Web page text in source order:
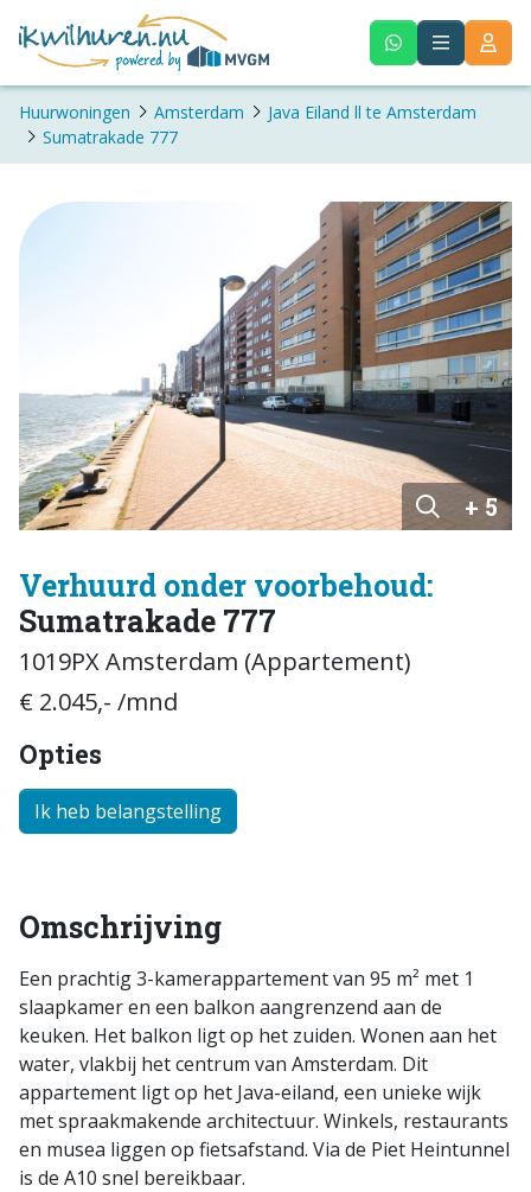
Huurwoningen Amsterdam
Java Eiland ll te Amsterdam
Sumatrakade 777
+ 5
Verhuurd onder voorbehoud:
Sumatrakade 777
1019PX Amsterdam (Appartement)
€ 2.045,- /mnd
Opties
Ik heb belangstelling
Omschrijving
Een prachtig 3-kamerappartement van 95 m² met 1
slaapkamer en een balkon aangrenzend aan de
keuken. Het balkon ligt op het zuiden. Wonen aan het
water, vlakbij het centrum van Amsterdam. Dit
appartement ligt op het Java-eiland, een unieke wijk
met spraakmakende architectuur. Winkels, restaurants
en musea liggen op fietsafstand. Via de Piet Heintunnel
is de A10 snel bereikbaar.